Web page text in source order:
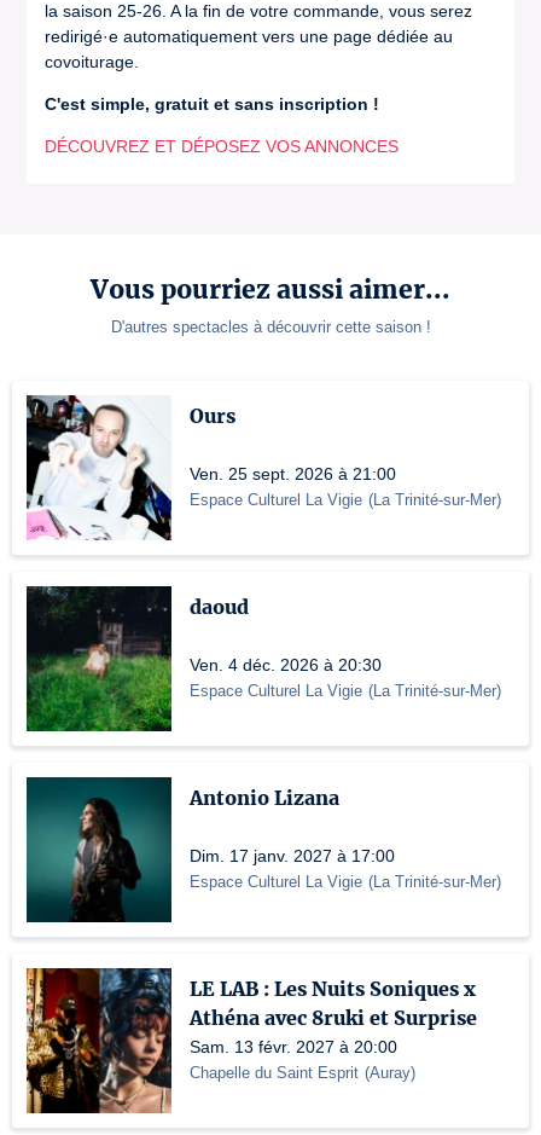
Vous pourriez aussi aimer...
D'autres spectacles à découvrir cette saison !
Ours
Ven. 25 sept. 2026 à 21:00
Espace Culturel La Vigie (La Trinité-sur-Mer)
daoud
Ven. 4 déc. 2026 à 20:30
Espace Culturel La Vigie (La Trinité-sur-Mer)
Antonio Lizana
Dim. 17 janv. 2027 à 17:00
Espace Culturel La Vigie (La Trinité-sur-Mer)
LE LAB : Les Nuits Soniques x
Athéna avec 8ruki et Surprise
Sam. 13 févr. 2027 à 20:00
Chapelle du Saint Esprit (Auray)
la saison 25-26. A la fin de votre commande, vous serez
redirigé·e automatiquement vers une page dédiée au
covoiturage.
C'est simple, gratuit et sans inscription !
DÉCOUVREZ ET DÉPOSEZ VOS ANNONCES